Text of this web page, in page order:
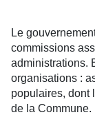
Le
commissions
administrations.
organisations :
populaires, dont
de la Commune.